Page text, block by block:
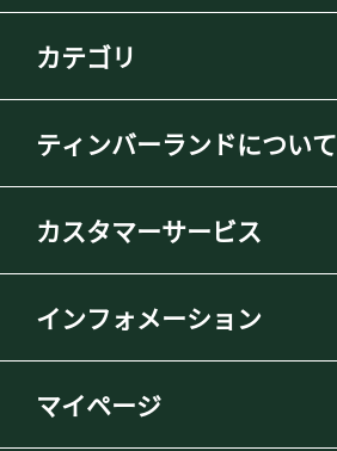
カテゴリ
ティンバーランドについて
カスタマーサービス
インフォメーション
マイページ